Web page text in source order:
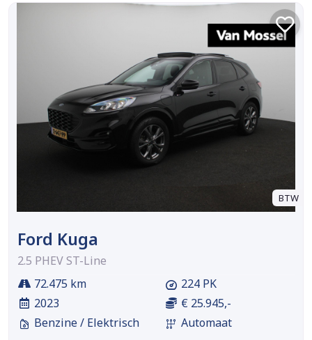
BTW
Ford Kuga
2.5 PHEV ST-Line
72.475 km
2023
Benzine / Elektrisch
224 PK
€ 25.945,-
Automaat